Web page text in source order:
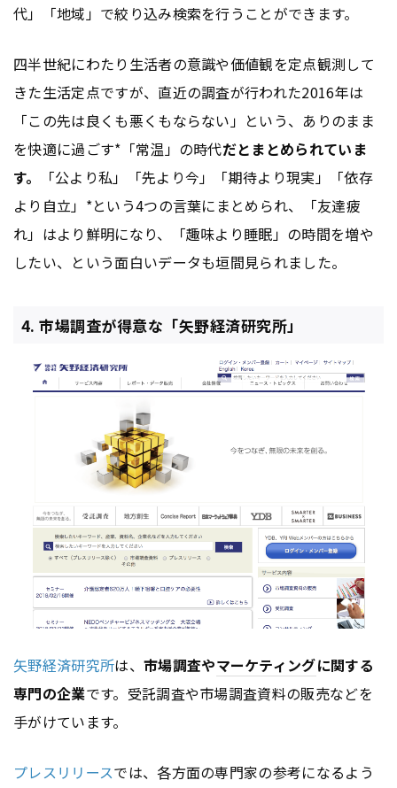
代」「地域」で絞り込み検索を行うことができます。
四半世紀にわたり生活者の意識や価値観を定点観測して
きた生活定点ですが、直近の調査が行われた2016年は
「この先は良くも悪くもならない」という、ありのまま
を快適に過ごす*「常温」の時代だとまとめられていま
す。
「公より私」「先より今」「期待より現実」「依存
より自立」*という4つの言葉にまとめられ、「友達疲
れ」はより鮮明になり、「趣味より睡眠」の時間を増や
したい、という面白いデータも垣間見られました。
4. 市場調査が得意な「矢野経済研究所」
矢野経済研究所は、 市場調査やマーケティングに関する
専門の企業です。受託調査や市場調査資料の販売などを
手がけています。
プレスリリースでは、各方面の専門家の参考になるよう